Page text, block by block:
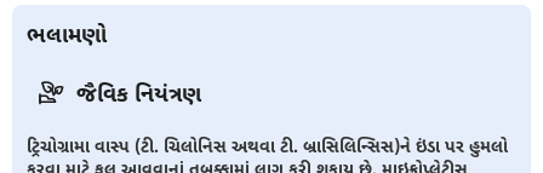
ભલામણો
જૈવિક નિયંત્રણ
ટ્રિચોગ્રામા વાસ્પ (ટી. ચિલોનિસ અથવા ટી. બ્રાસિલિન્સિસ)ને ઇંડા પર હુમલો